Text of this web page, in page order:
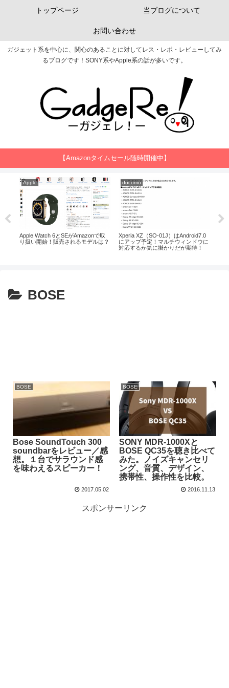
ガジェット系を中心に、関心のあることに対してレス・レポ・レビューしてみ
るブログです！SONY系やApple系の話が多いです。
トップページ 当ブログについて
お問い合わせ
【Amazonタイムセール随時開催中】
Apple
Apple Watch 6とSEがAmazonで取
り扱い開始！販売されるモデルは？
docomo
Xperia XZ（SO-01J）はAndroid7.0
にアップ予定！マルチウィンドウに
対応するか気に掛かりだが期待！
BOSE
BOSE
Bose SoundTouch 300
soundbarをレビュー／感
想。１台でサラウンド感
を味わえるスピーカー！
2017.05.02
BOSE
SONY MDR-1000Xと
BOSE QC35を聴き比べて
みた。ノイズキャンセリ
ング、音質、デザイン、
携帯性、操作性を比較。
2016.11.13
スポンサーリンク